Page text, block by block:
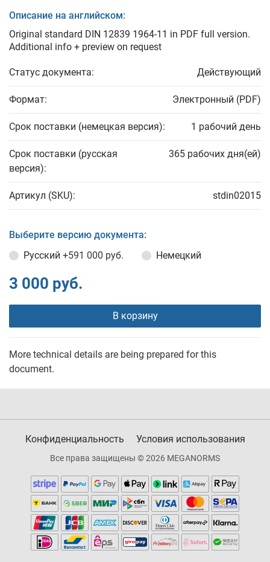
Описание на английском:
Original standard DIN 12839 1964-11 in PDF full version.
Additional info + preview on request
Статус документа: Действующий
Формат: Электронный (PDF)
Срок поставки (немецкая версия): 1 рабочий день
Срок поставки (русская
версия):
365 рабочих дня(ей)
Артикул (SKU): stdin02015
Выберите версию документа:
Русский +591 000 руб. Немецкий
3 000 руб.
В корзину
More technical details are being prepared for this
document.
Конфиденциальность Условия использования
Все права защищены © 2026 MEGANORMS